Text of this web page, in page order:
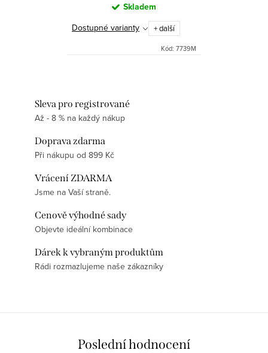
Skladem
Dostupné varianty + další
Kód: 7739M
Sleva pro registrované
Až - 8 % na každý nákup
Doprava zdarma
Při nákupu od 899 Kč
Vrácení ZDARMA
Jsme na Vaší straně.
Cenově výhodné sady
Objevte ideální kombinace
Dárek k vybraným produktům
Rádi rozmazlujeme naše zákazníky
Poslední hodnocení